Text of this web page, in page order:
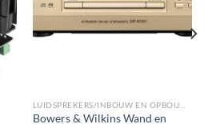
LUIDSPREKERS/INBOUW EN OPBOUW LUIDSPREKERS/WAND INBOUW SUBWOOFERS
Bowers & Wilkins Wand en